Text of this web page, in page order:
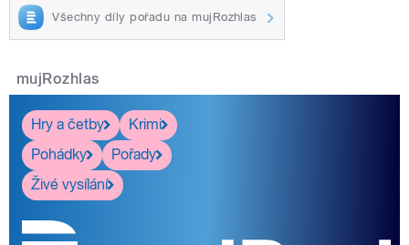
Všechny díly pořadu na mujRozhlas
mujRozhlas
Hry a četby
Krimi
Pohádky
Pořady
Živé vysílání